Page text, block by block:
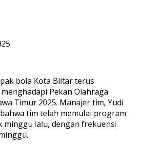
bola Kota Blitar terus
Pekan Olahraga
Timur 2025. Manajer tim, Yudi
tim telah memulai program
minggu lalu, dengan frekuensi